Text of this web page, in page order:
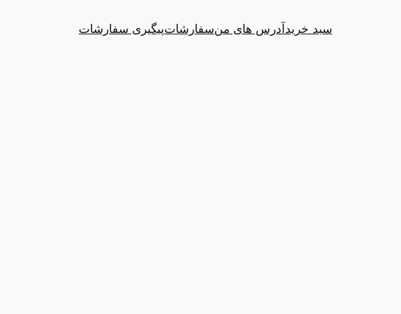
سبد خرید آدرس های منسفارشاتپیگیری سفارشات